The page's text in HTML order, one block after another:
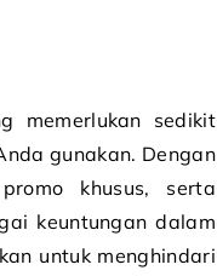
memerlukan sedikit
gunakan. Dengan
khusus, serta
keuntungan dalam
untuk menghindari